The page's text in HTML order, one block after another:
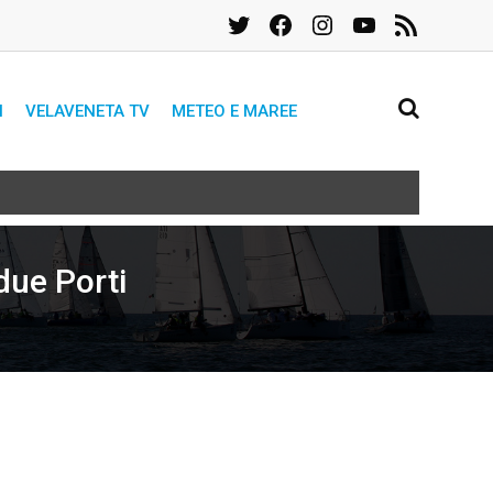
TwitterFacebookInstagramYouTube
Feed
RSS
VELAVENETA TV METEO E MAREE
Porti